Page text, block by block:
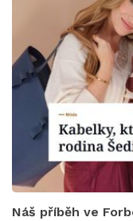
Náš příběh ve